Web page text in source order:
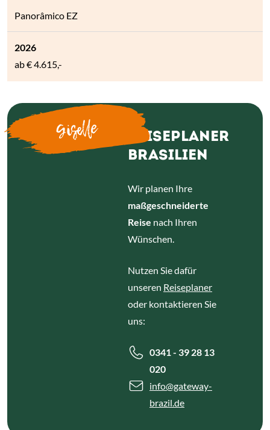
Panorâmico EZ
ab€ 4.615,-
Giselle
REISEPLANER
BRASILIEN
Wir planen Ihre
maßgeschneiderte
Reise nach Ihren
Wünschen.
Nutzen Sie dafür
unseren Reiseplaner
oder kontaktieren Sie
uns:
0341 - 39 28 13
020
info@gateway-
brazil.de